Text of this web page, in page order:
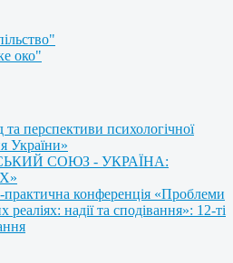
око"
та перспективи психологічної
України»
СОЮЗ - УКРАЇНА:
конференція «Проблеми
надії та сподівання»: 12-ті